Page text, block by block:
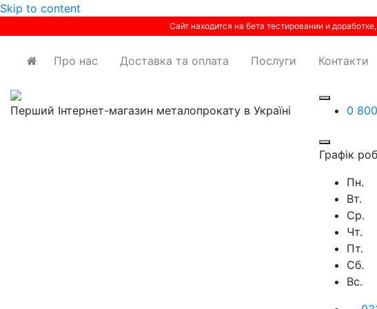
Skip to content
Сайт находится на бета тестировании и
Про нас Доставка та оплата Послуги Контакти
Перший Інтернет-магазин металопрокату в Україні 0
Графік
Пн.
Вт.
Ср.
Чт.
Пт.
Сб.
Вс.